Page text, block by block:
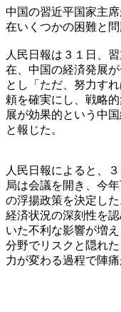
中国の習近平国家主
在いくつかの困難と
人民日報は３１日、
在、中国の経済発展
とし「ただ、努力す
頼を確実にし、戦略
展が効果的という中
と報じた。
人民日報によると、
局は会議を開き、今
の浮揚政策を決定し
経済状況の深刻性を
いた不利な影響が増
分野でリスクと隠れ
力が変わる過程で陣